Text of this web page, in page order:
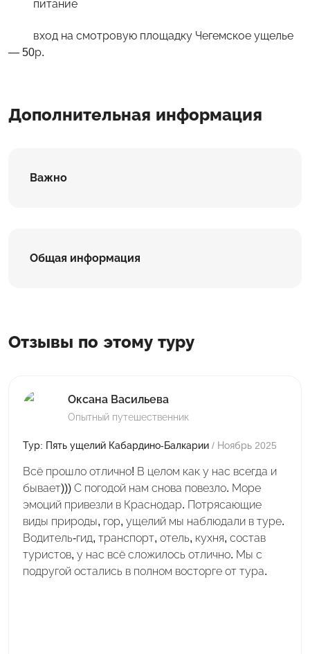
питание
вход на смотровую площадку Чегемское ущелье
— 50р.
Дополнительная информация
Важно
Общая информация
Отзывы по этому туру
Оксана Васильева
Опытный путешественник
Тур: Пять ущелий Кабардино-Балкарии / Ноябрь 2025
Всё прошло отлично! В целом как у нас всегда и
бывает))) С погодой нам снова повезло. Море
эмоций привезли в Краснодар. Потрясающие
виды природы, гор, ущелий мы наблюдали в туре.
Водитель-гид, транспорт, отель, кухня, состав
туристов, у нас всё сложилось отлично. Мы с
подругой остались в полном восторге от тура.